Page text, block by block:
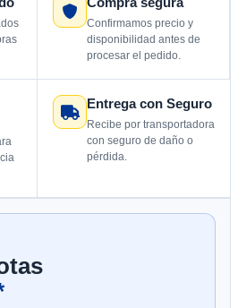
Confirmamos precio y
disponibilidad antes de
procesar el pedido.
Entrega con Seguro
Recibe por transportadora
con seguro de daño o
pérdida.